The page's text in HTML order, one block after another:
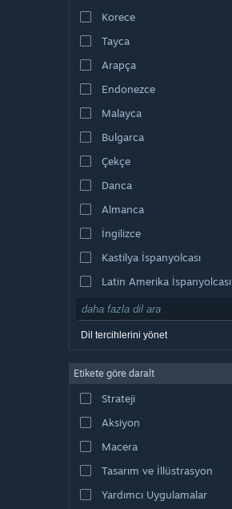
Korece
Tayca
Arapça
Endonezce
Malayca
Bulgarca
Çekçe
Danca
Almanca
İngilizce
Kastilya İspanyolcası
Latin Amerika İspanyolcası
Dil tercihlerini yönet
Etikete göre daralt
Strateji
Aksiyon
Macera
Tasarım ve İllüstrasyon
Yardımcı Uygulamalar